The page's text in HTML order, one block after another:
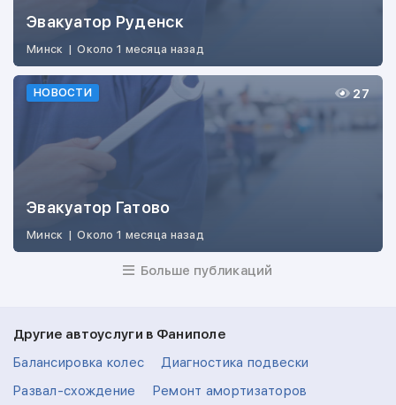
Эвакуатор Руденск
Минск | Около 1 месяца назад
НОВОСТИ
Эвакуатор Гатово
Минск | Около 1 месяца назад
27
Больше публикаций
Другие автоуслуги в Фаниполе
Балансировка колес
Диагностика подвески
Развал-схождение
Ремонт амортизаторов